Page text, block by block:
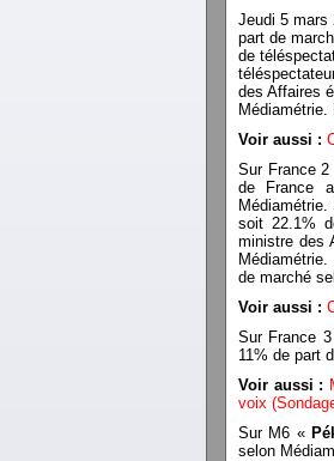
Jeudi 5
part de
de
des Affaires
Voir aussi :
Sur France
de France
soit 22.1%
ministre des
Médiamétrie.
de marché
Voir aussi :
Sur France
11% de part
Voir aussi :
voix
Sur M6 «
selon